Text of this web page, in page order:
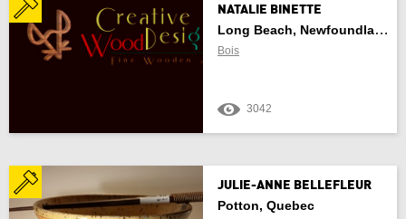
NATALIE BINETTE
Long Beach, Newfoundland And Labrador
Bois
3042
JULIE-ANNE BELLEFLEUR
Potton, Quebec